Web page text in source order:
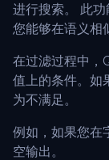
进行搜索。 此
您能够在语义相
在过滤过程中，
值上的条件。如
为不满足。
例如，如果您在
空输出。